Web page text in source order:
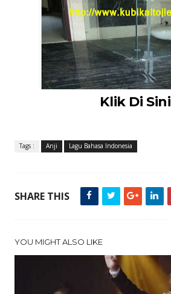
Klik Di Sini
Tags : Anji Lagu Bahasa Indonesia
SHARE THIS
YOU MIGHT ALSO LIKE